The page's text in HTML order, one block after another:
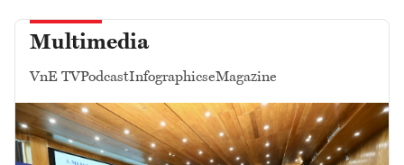
Multimedia
VnE TVPodcastInfographicseMagazine